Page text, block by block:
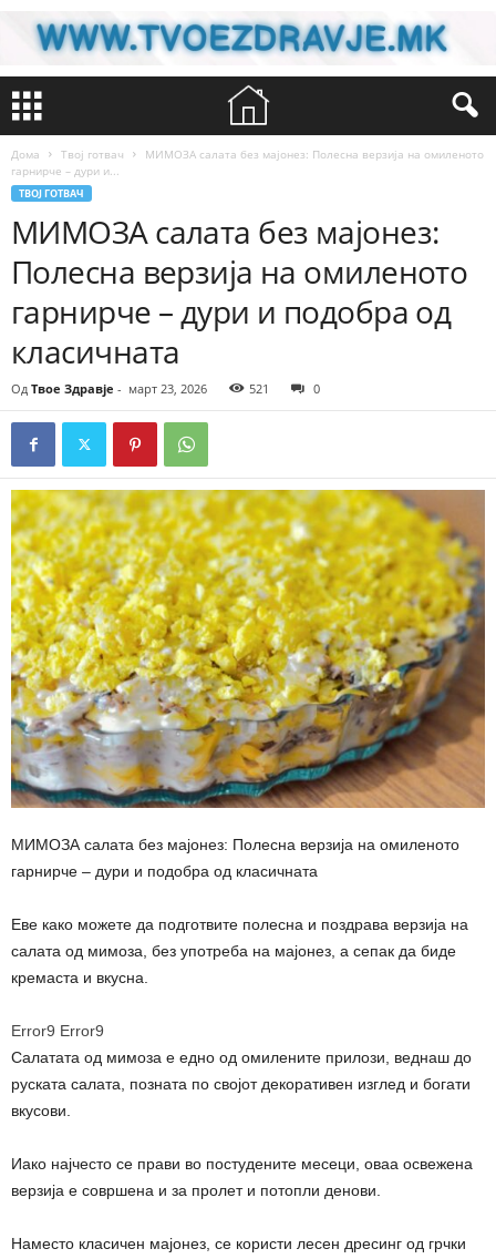
Дома Твој готвач
МИМОЗА салата без мајонез: Полесна верзија на омиленото
гарнирче – дури и...
ТВОЈ ГОТВАЧ
МИМОЗА салата без мајонез:
Полесна верзија на омиленото
гарнирче – дури и подобра од
класичната
Од Твое Здравје - март 23, 2026 521 0
МИМОЗА салата без мајонез: Полесна верзија на омиленото
гарнирче – дури и подобра од класичната
Еве како можете да подготвите полесна и поздрава верзија на
салата од мимоза, без употреба на мајонез, а сепак да биде
кремаста и вкусна.
Error9 Error9
Салатата од мимоза е едно од омилените прилози, веднаш до
руската салата, позната по својот декоративен изглед и богати
вкусови.
Иако најчесто се прави во постудените месеци, оваа освежена
верзија е совршена и за пролет и потопли денови.
Наместо класичен мајонез, се користи лесен дресинг од грчки